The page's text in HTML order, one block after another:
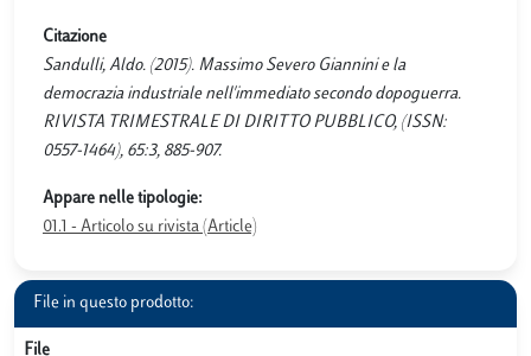
Citazione
Sandulli, Aldo. (2015). Massimo Severo Giannini e la
democrazia industriale nell'immediato secondo dopoguerra.
RIVISTA TRIMESTRALE DI DIRITTO PUBBLICO, (ISSN:
0557-1464), 65:3, 885-907.
Appare nelle tipologie:
01.1 - Articolo su rivista (Article)
File in questo prodotto:
File